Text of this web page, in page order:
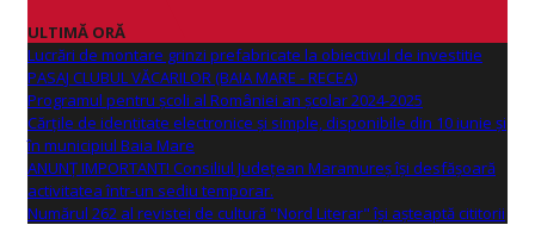
ULTIMĂ ORĂ
Lucrări de montare grinzi prefabricate la obiectivul de investitie
PASAJ CLUBUL VĂCARILOR (BAIA MARE - RECEA)
Programul pentru școli al României an școlar 2024-2025
Cărțile de identitate electronice și simple, disponibile din 10 iunie și
în municipiul Baia Mare
ANUNŢ IMPORTANT! Consiliul Județean Maramureș își desfășoară
activitatea într-un sediu temporar.
Numărul 262 al revistei de cultură "Nord Literar" își așteaptă cititorii